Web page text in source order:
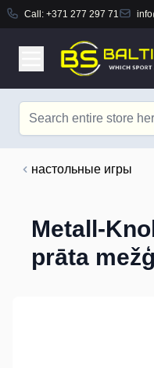
Call: +371 277 297 71
настольные игры
Metall-
prāta